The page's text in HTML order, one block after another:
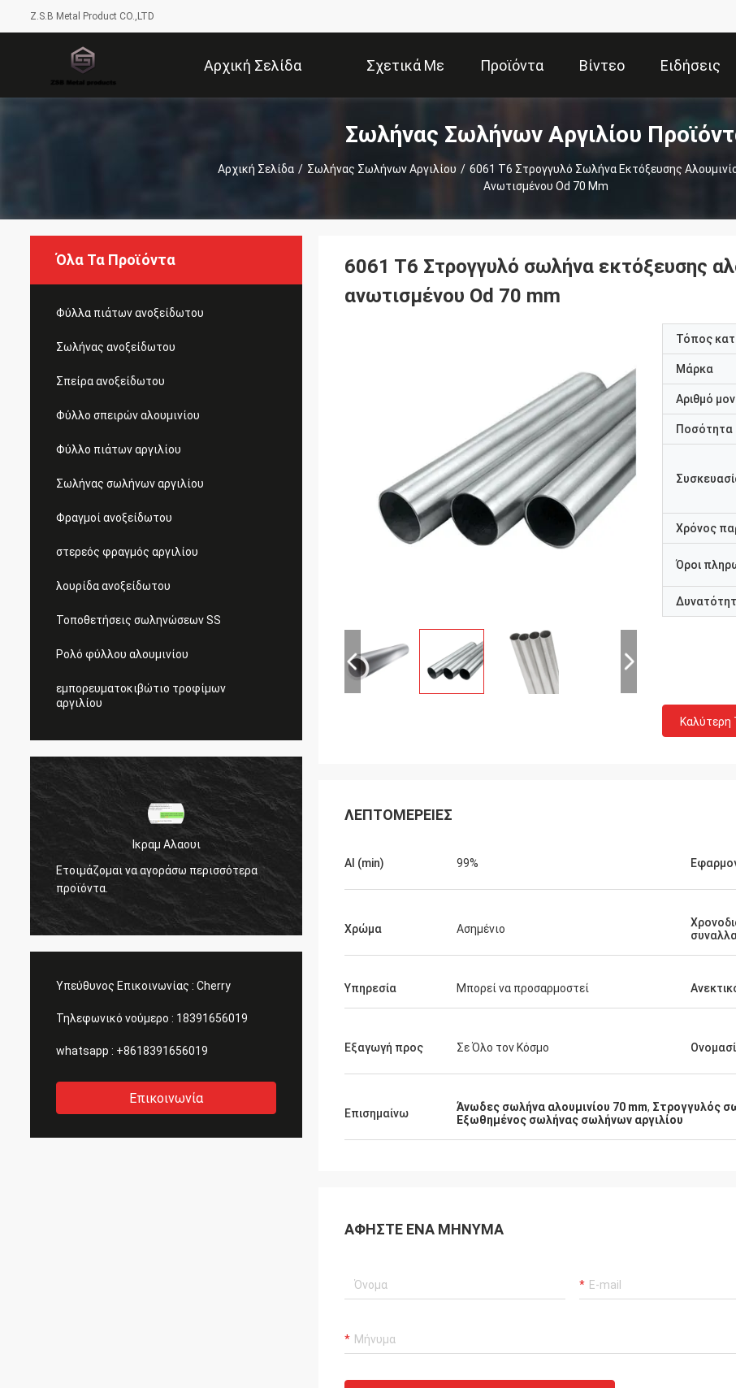
Z.S.B Metal Product CO.,LTD
Αρχική Σελίδα Σχετικά Με
Εμάς
Προϊόντα Βίντεο Ειδήσεις
Σωλήνας Σωλήνων Αργιλίου
Αρχική Σελίδα / Σωλήνας Σωλήνων Αργιλίου / 6061 T6 Στρογγυλό Σωλήνα Εκτόξευσης
Ανωτισμένου Od 70 Mm
Όλα Τα Προϊόντα
Φύλλα πιάτων ανοξείδωτου
Σωλήνας ανοξείδωτου
Σπείρα ανοξείδωτου
Φύλλο σπειρών αλουμινίου
Φύλλο πιάτων αργιλίου
Σωλήνας σωλήνων αργιλίου
Φραγμοί ανοξείδωτου
στερεός φραγμός αργιλίου
λουρίδα ανοξείδωτου
Τοποθετήσεις σωληνώσεων SS
Ρολό φύλλου αλουμινίου
εμπορευματοκιβώτιο τροφίμων
αργιλίου
Ικραμ Αλαουι
Ετοιμάζομαι να αγοράσω περισσότερα
προϊόντα.
Ετοιμάζομαι να αγοράσω περισσότερα
προϊόντα.
Υπεύθυνος Επικοινωνίας : Cherry
Τηλεφωνικό νούμερο : 18391656019
whatsapp : +8618391656019
Επικοινωνία
6061 T6 Στρογγυλό σωλήνα εκτόξευσης
ανωτισμένου Od 70 mm
Τόπος
Μάρκα
Αριθμό
Ποσότητα
Χρόνος
Όροι
Καλύτερη
ΛΕΠΤΟΜΈΡΕΙΕΣ
Al (min) 99%
Χρώμα Ασημένιο
Υπηρεσία Μπορεί να προσαρμοστεί
Εξαγωγή προς Σε Όλο τον Κόσμο
Επισημαίνω Άνωδες σωλήνα αλουμινίου 70 mm, Στρογγυλός
Εξωθημένος σωλήνας σωλήνων αργιλίου
ΑΦΉΣΤΕ ΈΝΑ ΜΉΝΥΜΑ